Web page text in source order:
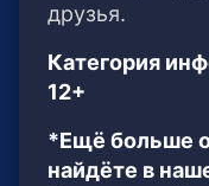
друзья.
Категория
12+
*Ещё больше
найдёте в